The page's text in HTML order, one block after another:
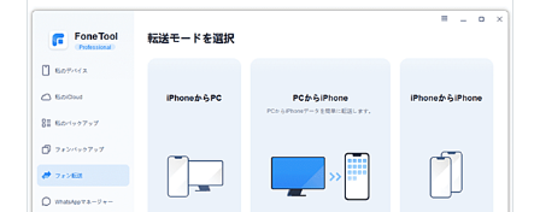
メリット
1通の申請で700円かかるが、教習所を卒業したとき
にお祝いとして申請料を教習所が負担するところも
たりガソリンが会員価格になるほか、5%以上の割引
がある店も存在する。